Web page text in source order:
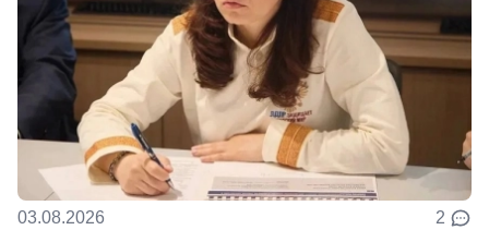
03.08.2026 2